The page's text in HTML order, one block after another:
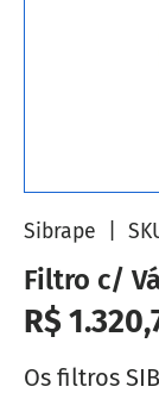
Sibrape
Filtro c/
Preço
R$
Os filtros